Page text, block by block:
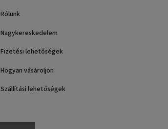
Rólunk
Nagykereskedelem
Fizetési lehetőségek
Hogyan vásároljon
Szállítási lehetőségek